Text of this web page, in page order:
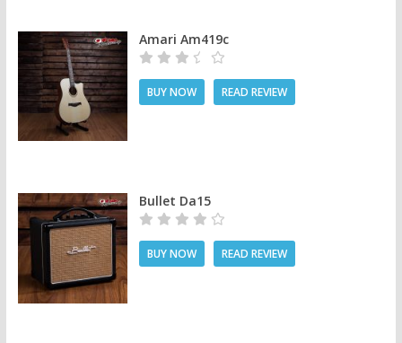
Amari Am419c
BUY NOW READ REVIEW
Bullet Da15
BUY NOW READ REVIEW